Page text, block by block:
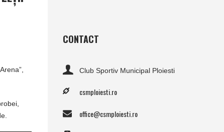
CONTACT
Club Sportiv Municipal Ploiesti
csmploiesti.ro
office@csmploiesti.ro